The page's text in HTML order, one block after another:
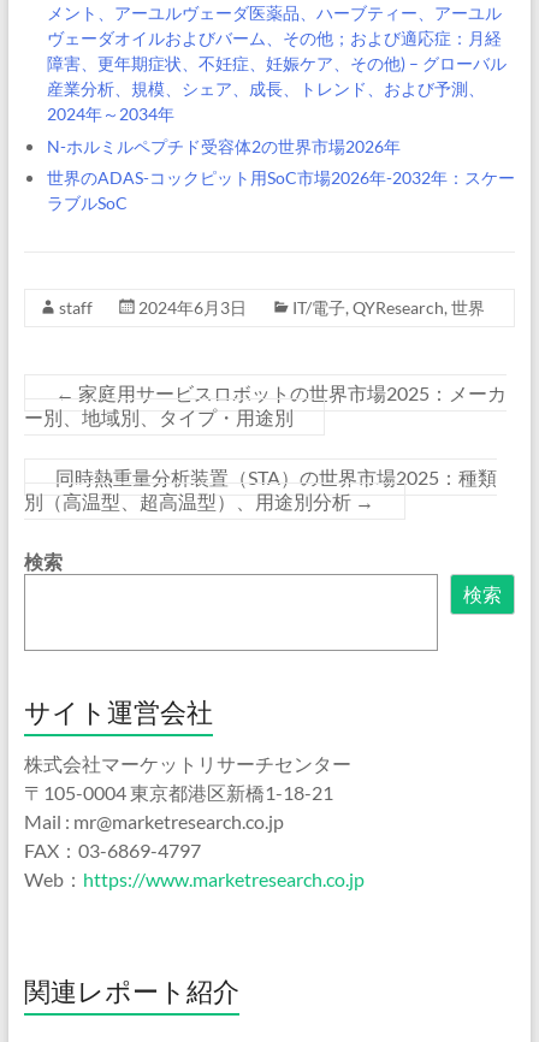
メント、アーユルヴェーダ医薬品、ハーブティー、アーユル
ヴェーダオイルおよびバーム、その他；および適応症：月経
障害、更年期症状、不妊症、妊娠ケア、その他) – グローバル
産業分析、規模、シェア、成長、トレンド、および予測、
2024年～2034年
N-ホルミルペプチド受容体2の世界市場2026年
世界のADAS-コックピット用SoC市場2026年-2032年：スケー
ラブルSoC
staff 2024年6月3日 IT/電子, QYResearch, 世界
← 家庭用サービスロボットの世界市場2025：メーカ
ー別、地域別、タイプ・用途別
同時熱重量分析装置（STA）の世界市場2025：種類
別（高温型、超高温型）、用途別分析 →
検索
検索
サイト運営会社
株式会社マーケットリサーチセンター
〒105-0004 東京都港区新橋1-18-21
Mail : mr@marketresearch.co.jp
FAX：03-6869-4797
Web： https://www.marketresearch.co.jp
関連レポート紹介